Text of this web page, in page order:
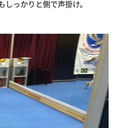
っかりと側で声掛け。